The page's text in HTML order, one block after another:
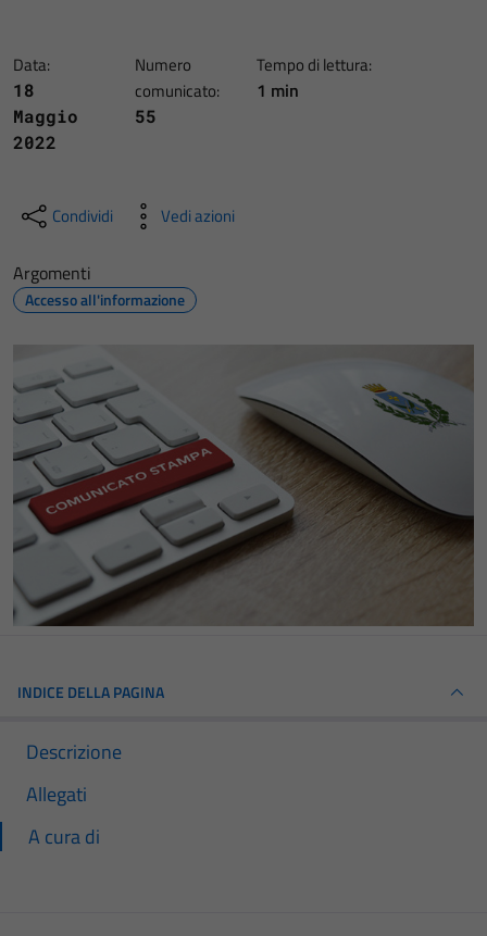
Data:
18
Maggio
2022
Numero
comunicato:
55
Tempo di lettura:
1 min
Condividi Vedi azioni
Argomenti
Accesso all'informazione
INDICE DELLA PAGINA
Descrizione
Allegati
A cura di